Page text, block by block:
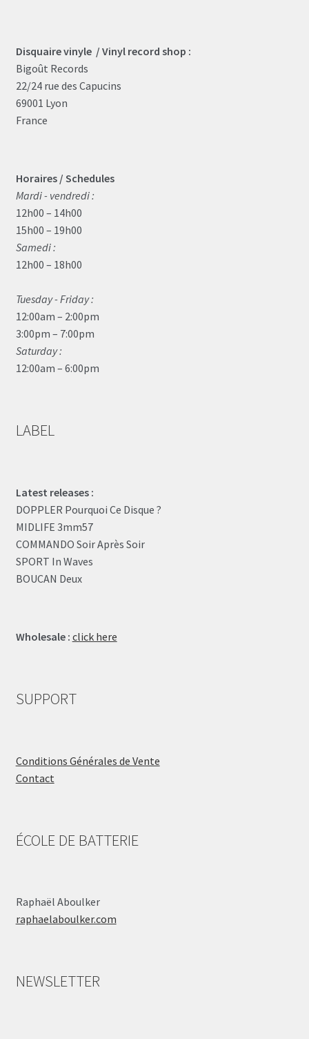
Disquaire vinyle / Vinyl record shop :
Bigoût Records
22/24 rue des Capucins
69001 Lyon
France
Horaires / Schedules
Mardi - vendredi :
12h00 – 14h00
15h00 – 19h00
Samedi :
12h00 – 18h00
Tuesday - Friday :
12:00am – 2:00pm
3:00pm – 7:00pm
Saturday :
12:00am – 6:00pm
LABEL
Latest releases :
DOPPLER Pourquoi Ce Disque ?
MIDLIFE 3mm57
COMMANDO Soir Après Soir
SPORT In Waves
BOUCAN Deux
Wholesale : click here
SUPPORT
Conditions Générales de Vente
Contact
ÉCOLE DE BATTERIE
Raphaël Aboulker
raphaelaboulker.com
NEWSLETTER